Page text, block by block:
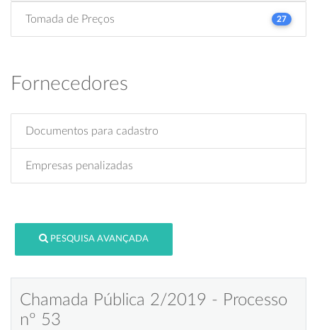
Tomada de Preços 27
Fornecedores
Documentos para cadastro
Empresas penalizadas
PESQUISA AVANÇADA
Chamada Pública 2/2019 - Processo
nº 53